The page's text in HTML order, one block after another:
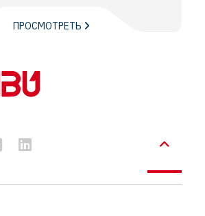
ПРОСМОТРЕТЬ